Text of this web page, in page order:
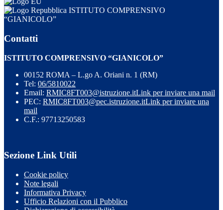
ISTITUTO COMPRENSIVO
“GIANICOLO”
Contatti
ISTITUTO COMPRENSIVO “GIANICOLO”
00152 ROMA – L.go A. Oriani n. 1 (RM)
Tel: 06/5810022
Email: RMIC8FT003@istruzione.itLink per inviare una mail
PEC: RMIC8FT003@pec.istruzione.itLink per inviare una
mail
C.F.: 97713250583
Sezione Link Utili
Cookie policy
Note legali
Informativa Privacy
Ufficio Relazioni con il Pubblico